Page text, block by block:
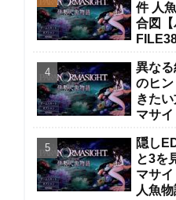
件 人
合図【
異な
のヒ
きた
マサ
隠し
と3を
マサ
人魚物